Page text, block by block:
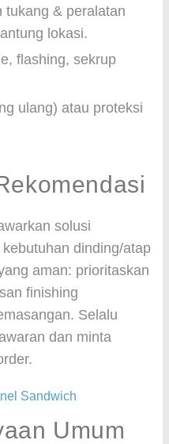
tukang & peralatan
lokasi.
flashing, sekrup
ulang) atau proteksi
solusi
dinding/atap
aman: prioritaskan
finishing
Selalu
dan minta
Sandwich
Umum